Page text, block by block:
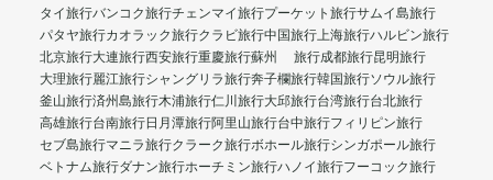
タイ旅行バンコク旅行チェンマイ旅行プーケット旅行サムイ島旅行
パタヤ旅行カオラック旅行クラビ旅行中国旅行上海旅行ハルビン旅行
北京旅行大連旅行西安旅行重慶旅行蘇州 旅行成都旅行昆明旅行
大理旅行麗江旅行シャングリラ旅行奔子欄旅行韓国旅行ソウル旅行
釜山旅行済州島旅行木浦旅行仁川旅行大邱旅行台湾旅行台北旅行
高雄旅行台南旅行日月潭旅行阿里山旅行台中旅行フィリピン旅行
セブ島旅行マニラ旅行クラーク旅行ボホール旅行シンガポール旅行
ベトナム旅行ダナン旅行ホーチミン旅行ハノイ旅行フーコック旅行